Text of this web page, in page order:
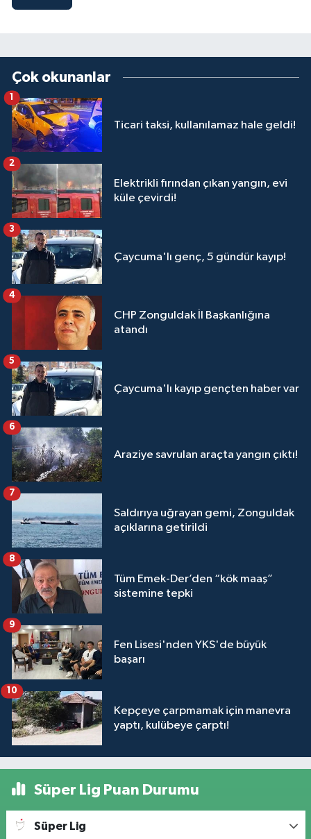
Çok okunanlar
Ticari taksi, kullanılamaz hale geldi!
Elektrikli fırından çıkan yangın, evi
küle çevirdi!
2
Çaycuma'lı genç, 5 gündür kayıp!
3
CHP Zonguldak İl Başkanlığına
atandı
4
Çaycuma'lı kayıp gençten haber var
5
Araziye savrulan araçta yangın çıktı!
6
Saldırıya uğrayan gemi, Zonguldak
açıklarına getirildi
7
Tüm Emek-Der’den “kök maaş”
sistemine tepki
8
Fen Lisesi'nden YKS'de büyük
başarı
9
Kepçeye çarpmamak için manevra
yaptı, kulübeye çarptı!
10
Süper Lig Puan Durumu
Süper Lig